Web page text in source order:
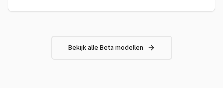
gebruik en om met vertrouwen te leren rijden.Frame Frame:
mm Max. hoogte: 1185 mm Motor Type: Eencilinder, 4-takt,
Bekijk alle Betamodellen